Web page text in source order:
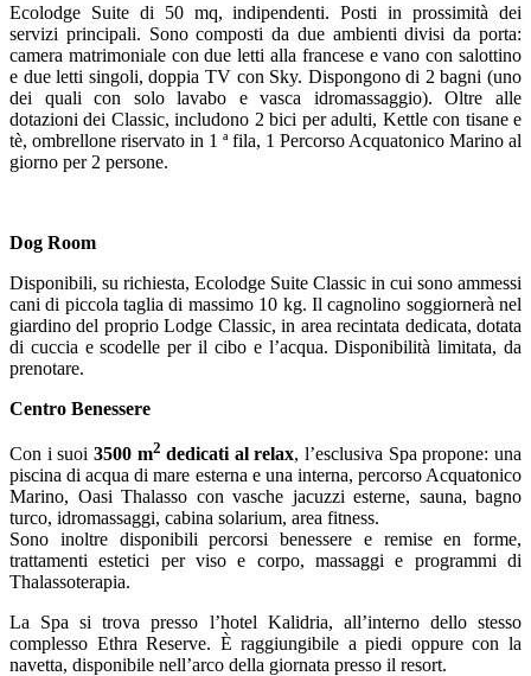
Ecolodge Suite di 50 mq, indipendenti. Posti in prossimità dei
servizi principali. Sono composti da due ambienti divisi da porta:
camera matrimoniale con due letti alla francese e vano con salottino
e due letti singoli, doppia TV con Sky. Dispongono di 2 bagni (uno
dei quali con solo lavabo e vasca idromassaggio). Oltre alle
dotazioni dei Classic, includono 2 bici per adulti, Kettle con tisane e
tè, ombrellone riservato in 1 ª fila, 1 Percorso Acquatonico Marino al
giorno per 2 persone.
Dog Room
Disponibili, su richiesta, Ecolodge Suite Classic in cui sono ammessi
cani di piccola taglia di massimo 10 kg. Il cagnolino soggiornerà nel
giardino del proprio Lodge Classic, in area recintata dedicata, dotata
di cuccia e scodelle per il cibo e l’acqua. Disponibilità limitata, da
prenotare.
Centro Benessere
Con i suoi 3500 m2 dedicati al relax, l’esclusiva Spa propone: una
piscina di acqua di mare esterna e una interna, percorso Acquatonico
Marino, Oasi Thalasso con vasche jacuzzi esterne, sauna, bagno
turco, idromassaggi, cabina solarium, area fitness.
Sono inoltre disponibili percorsi benessere e remise en forme,
trattamenti estetici per viso e corpo, massaggi e programmi di
Thalassoterapia.
La Spa si trova presso l’hotel Kalidria, all’interno dello stesso
complesso Ethra Reserve. È raggiungibile a piedi oppure con la
navetta, disponibile nell’arco della giornata presso il resort.